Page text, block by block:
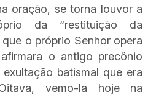
oração, se torna louvor a
da “restituição da
que o próprio Senhor opera
o antigo precônio
batismal que era
vemo-la hoje na